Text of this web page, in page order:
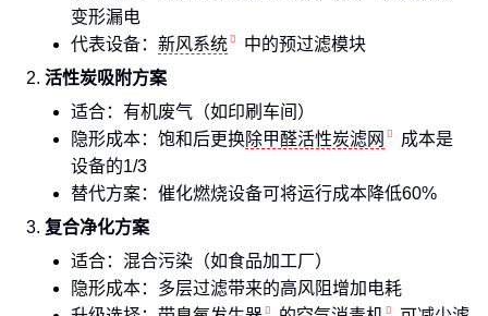
变形漏电
代表设备： 新风系统
中的预过滤模块
活性炭吸附方案
适合：有机废气（如印刷车间）
隐形成本：饱和后更换除甲醛活性炭滤网
成本是
设备的1/3
替代方案：催化燃烧设备可将运行成本降低60%
复合净化方案
适合：混合污染（如食品加工厂）
隐形成本：多层过滤带来的高风阻增加电耗